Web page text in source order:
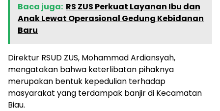
Baca juga: RS ZUS Perkuat Layanan Ibu dan
Anak Lewat Operasional Gedung Kebidanan
Baru
Direktur RSUD ZUS, Mohammad Ardiansyah,
mengatakan bahwa keterlibatan pihaknya
merupakan bentuk kepedulian terhadap
masyarakat yang terdampak banjir di Kecamatan
Biau.